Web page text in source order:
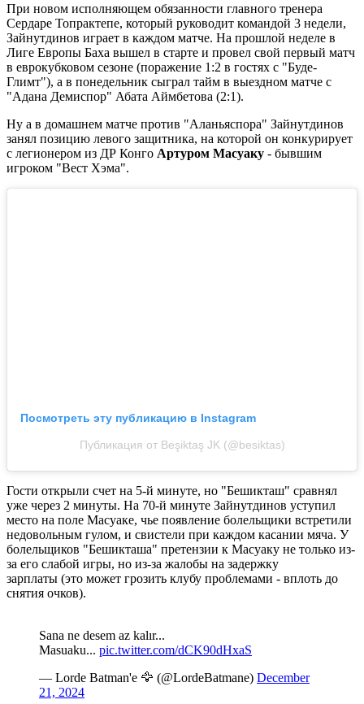
При новом исполняющем обязанности главного тренера
Сердаре Топрактепе, который руководит командой 3 недели,
Зайнутдинов играет в каждом матче. На прошлой неделе в
Лиге Европы Баха вышел в старте и провел свой первый матч
в еврокубковом сезоне (поражение 1:2 в гостях с "Буде-
Глимт"), а в понедельник сыграл тайм в выездном матче с
"Адана Демиспор" Абата Аймбетова (2:1).
Ну а в домашнем матче против "Аланьяспора" Зайнутдинов
занял позицию левого защитника, на которой он конкурирует
с легионером из ДР Конго Артуром Масуаку - бывшим
игроком "Вест Хэма".
Посмотреть эту публикацию в Instagram
Публикация от Beşiktaş JK (@besiktas)
Гости открыли счет на 5-й минуте, но "Бешикташ" сравнял
уже через 2 минуты. На 70-й минуте Зайнутдинов уступил
место на поле Масуаке, чье появление болельщики встретили
недовольным гулом, и свистели при каждом касании мяча. У
болельщиков "Бешикташа" претензии к Масуаку не только из-
за его слабой игры, но из-за жалобы на задержку
зарплаты (это может грозить клубу проблемами - вплоть до
снятия очков).
Sana ne desem az kalır...
Masuaku... pic.twitter.com/dCK90dHxaS
— Lorde Batman'e 🦅 (@LordeBatmane) December
21, 2024